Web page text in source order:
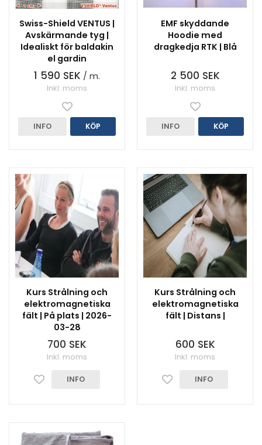
Swiss-Shield VENTUS |
Avskärmande tyg |
Idealiskt för baldakin
el gardin
1 590 SEK / m.
Inkl. moms
INFO KÖP
EMF skyddande
Hoodie med
dragkedja RTK | Blå
2 500 SEK
Inkl. moms
INFO KÖP
Kurs Strålning och
elektromagnetiska
fält | På plats | 2026-
03-28
700 SEK
Inkl. moms
INFO
Kurs Strålning och
elektromagnetiska
fält | Distans |
600 SEK
Inkl. moms
INFO